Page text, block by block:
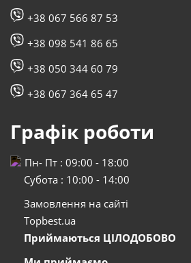
+38 067 566 87 53
+38 098 541 86 65
+38 050 344 60 79
+38 067 364 65 47
Графік роботи
Пн- Пт : 09:00 - 18:00
Субота : 10:00 - 14:00
Замовлення на сайті
Topbest.ua
Приймаються ЦІЛОДОБОВО